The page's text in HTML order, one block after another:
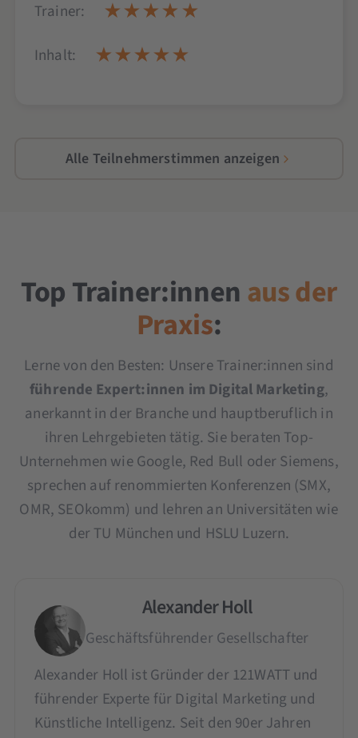
Trainer:
Inhalt:
Alle Teilnehmerstimmen anzeigen
Top Trainer:innenaus der
Praxis:
Lerne von den Besten: Unsere Trainer:innen sind
führende Expert:innen im Digital Marketing,
anerkannt in der Branche und hauptberuflich in
ihren Lehrgebieten tätig. Sie beraten Top-
Unternehmen wie Google, Red Bull oder Siemens,
sprechen auf renommierten Konferenzen (SMX,
OMR, SEOkomm) und lehren an Universitäten wie
der TU München und HSLU Luzern.
Alexander Holl
Geschäftsführender Gesellschafter
Alexander Holl ist Gründer der 121WATT und
führender Experte für Digital Marketing und
Künstliche Intelligenz. Seit den 90er Jahren